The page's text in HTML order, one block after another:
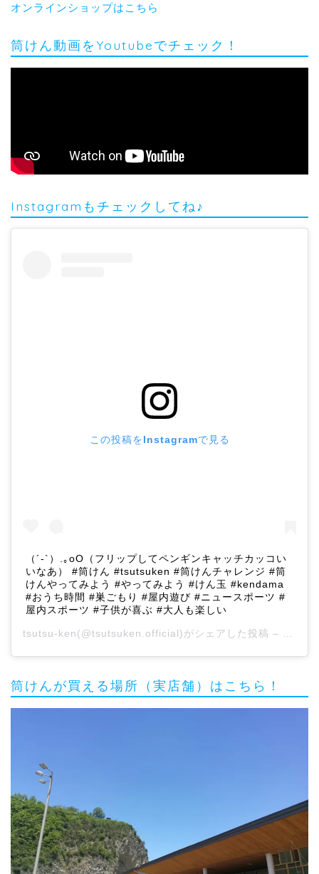
オンラインショップはこちら
筒けん動画をYoutubeでチェック！
Instagramもチェックしてね♪
この投稿をInstagramで見る
（´-`）.｡oO（フリップしてペンギンキャッチカッコい
いなあ） #筒けん #tsutsuken #筒けんチャレンジ #筒
けんやってみよう #やってみよう #けん玉 #kendama
#おうち時間 #巣ごもり #屋内遊び #ニュースポーツ #
屋内スポーツ #子供が喜ぶ #大人も楽しい
tsutsu-ken(@tsutsuken.official)がシェアした投稿 –
筒けんが買える場所（実店舗）はこちら！